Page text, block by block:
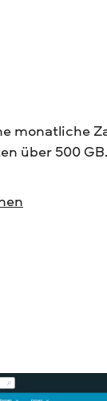
monatliche
über 500 GB.